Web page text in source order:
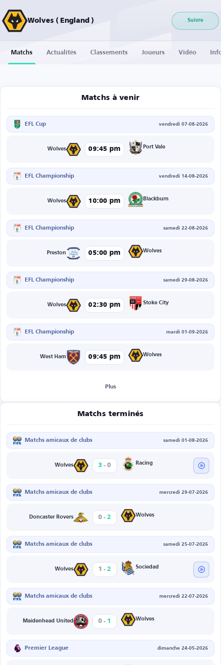
Wolves ( England ) Suivre
Matchs Actualités Classements Joueurs Vidéo
Matchs à venir
EFL Cup vendredi 07-08-2026
Wolves 09:45 pm Port Vale
EFL Championship vendredi 14-08-2026
Wolves 10:00 pm Blackburn
EFL Championship samedi 22-08-2026
Preston 05:00 pm Wolves
EFL Championship samedi 29-08-2026
Wolves 02:30 pm Stoke City
EFL Championship mardi 01-09-2026
West Ham 09:45 pm Wolves
Plus
Matchs terminés
Matchs amicaux de clubs samedi 01-08-2026
Wolves 3 - 0 Racing
Matchs amicaux de clubs mercredi 29-07-2026
Doncaster Rovers 0 - 2 Wolves
Matchs amicaux de clubs samedi 25-07-2026
Wolves 1 - 2 Sociedad
Matchs amicaux de clubs mercredi 22-07-2026
Maidenhead United 0 - 1 Wolves
Premier League dimanche 24-05-2026